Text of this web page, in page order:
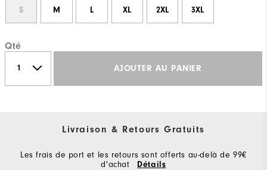
S M L XL 2XL 3XL
Qté
AJOUTER AU PANIER
Livraison & Retours Gratuits
Les frais de port et les retours sont offerts au-delà de 99€
d'achat
Détails